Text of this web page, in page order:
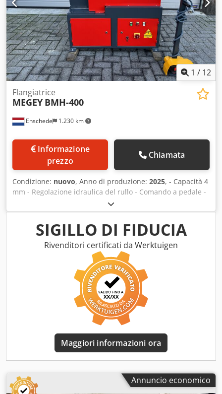
1 / 12
Enschede 1.230 km
Flangiatrice
MEGEY BMH-400
prezzo
Chiamata
Condizione: nuovo, Anno di produzione: 2025, - Capacità 4
mm - Regolazione idraulica del rullo - Comando a pedale -
Motore del freno - Regolazione della pressione idraulica
Chodpfoq Tdm Aox Abisa - Con 3 set di rulli - Arresto di
emergenza - 400V
SIGILLO DI FIDUCIA
Rivenditori certificati da Werktuigen
Maggiori informazioni ora
Annuncio economico